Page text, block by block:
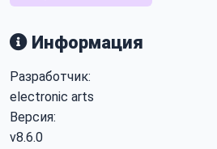
Информация
Разработчик:
electronic arts
Версия:
v8.6.0